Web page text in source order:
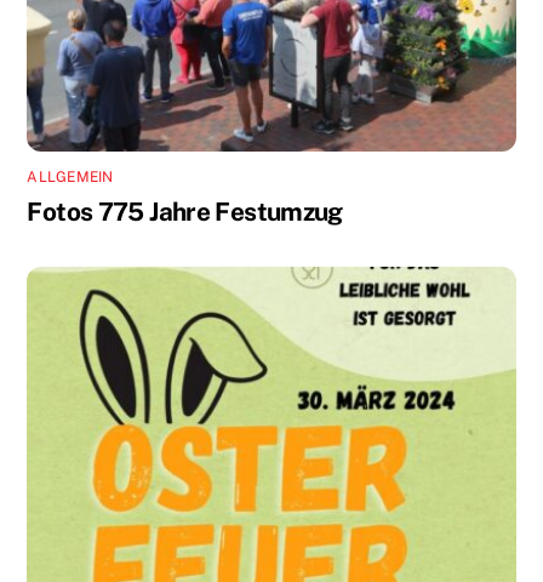
ALLGEMEIN
Fotos 775 Jahre Festumzug